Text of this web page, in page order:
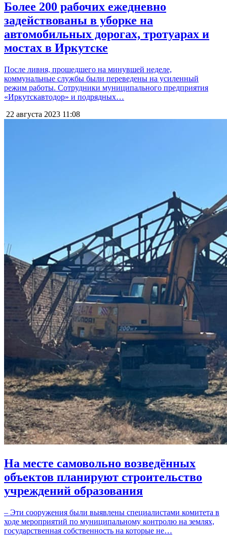
Более 200 рабочих ежедневно
задействованы в уборке на
автомобильных дорогах, тротуарах и
мостах в Иркутске
После ливня, прошедшего на минувшей неделе,
коммунальные службы были переведены на усиленный
режим работы. Сотрудники муниципального предприятия
«Иркутскавтодор» и подрядных…
22 августа 2023 11:08
На месте самовольно возведённых
объектов планируют строительство
учреждений образования
– Эти сооружения были выявлены специалистами комитета в
ходе мероприятий по муниципальному контролю на землях,
государственная собственность на которые не…